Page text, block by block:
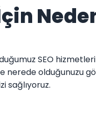
SEO
olduğunuzu
sağlıyoruz.